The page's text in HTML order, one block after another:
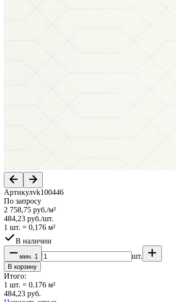
Артикулvk100446
По запросу
2 758,75 руб./м²
484,23 руб./шт.
1 шт. = 0,176 м²
В наличии
мин. 1 шт.
В корзину
Итого:
1 шт. = 0.176 м²
484,23 руб.